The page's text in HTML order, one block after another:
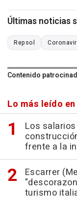
Últimas noticias
Repsol
Contenido
Lo más leído
Los
frente a la
Escarrer
turismo